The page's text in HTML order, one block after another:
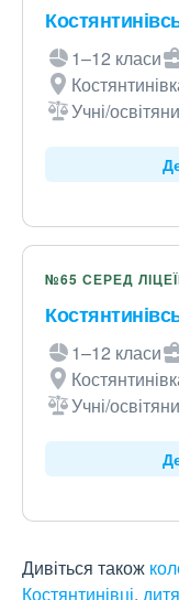
1–12 класи
Учні/
№65 СЕРЕД
1–12 класи
Учні/
Дивіться також
Костянтинівці,